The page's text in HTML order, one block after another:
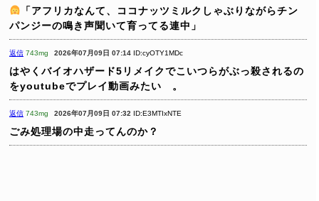
「アフリカなんて、ココナッツミルクしゃぶりながらチン
パンジーの鳴き声聞いて育ってる連中」
返信 743mg 2026年07月09日 07:14 ID:cyOTY1MDc
はやくバイオハザード5リメイクでこいつらがぶっ殺されるの
をyoutubeでプレイ動画みたい 。
返信 743mg 2026年07月09日 07:32 ID:E3MTIxNTE
ごみ処理場の中走ってんのか？